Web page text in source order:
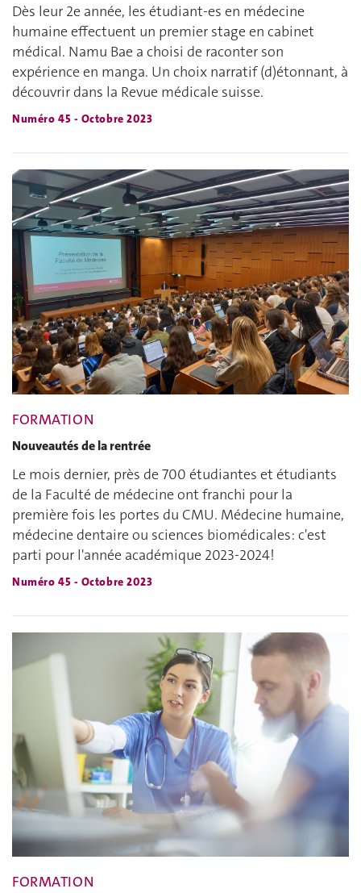
Dès leur 2e année, les étudiant-es en médecine
humaine effectuent un premier stage en cabinet
médical. Namu Bae a choisi de raconter son
expérience en manga. Un choix narratif (d)étonnant, à
découvrir dans la Revue médicale suisse.
Numéro 45 - Octobre 2023
FORMATION
Nouveautés de la rentrée
Le mois dernier, près de 700 étudiantes et étudiants
de la Faculté de médecine ont franchi pour la
première fois les portes du CMU. Médecine humaine,
médecine dentaire ou sciences biomédicales: c'est
parti pour l'année académique 2023-2024!
Numéro 45 - Octobre 2023
FORMATION